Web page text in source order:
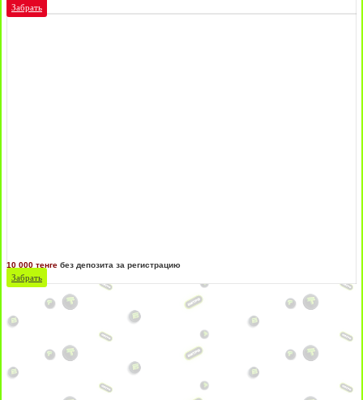
Забрать
10 000 тенге без депозита за регистрацию
Забрать